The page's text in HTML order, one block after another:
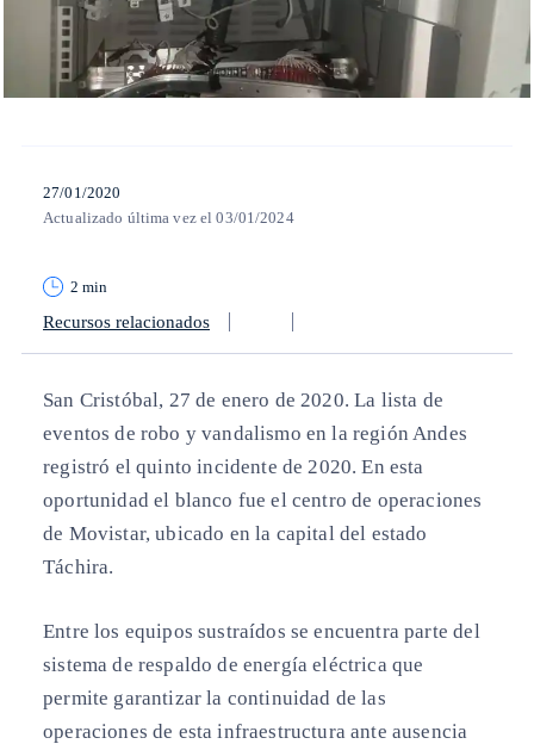
27/01/2020
Actualizado última vez el 03/01/2024
2 min
Recursos relacionados
San Cristóbal, 27 de enero de 2020. La lista de
eventos de robo y vandalismo en la región Andes
registró el quinto incidente de 2020. En esta
oportunidad el blanco fue el centro de operaciones
de Movistar, ubicado en la capital del estado
Táchira.
Entre los equipos sustraídos se encuentra parte del
sistema de respaldo de energía eléctrica que
permite garantizar la continuidad de las
operaciones de esta infraestructura ante ausencia